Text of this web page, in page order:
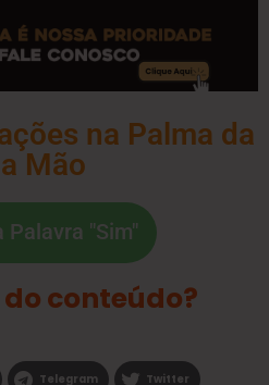
na Palma da
Mão
Palavra "Sim"
conteúdo?
Telegram Twitter